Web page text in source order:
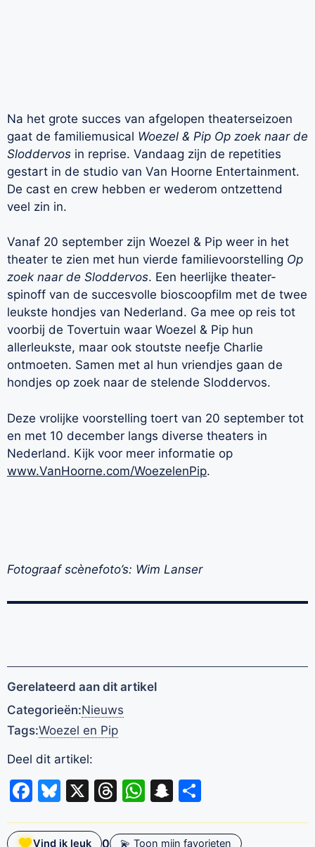
Na het grote succes van afgelopen theaterseizoen
gaat de familiemusical Woezel & Pip Op zoek naar de
Sloddervos in reprise. Vandaag zijn de repetities
gestart in de studio van Van Hoorne Entertainment.
De cast en crew hebben er wederom ontzettend
veel zin in.
Vanaf 20 september zijn Woezel & Pip weer in het
theater te zien met hun vierde familievoorstelling Op
zoek naar de Sloddervos. Een heerlijke theater-
spinoff van de succesvolle bioscoopfilm met de twee
leukste hondjes van Nederland. Ga mee op reis tot
voorbij de Tovertuin waar Woezel & Pip hun
allerleukste, maar ook stoutste neefje Charlie
ontmoeten. Samen met al hun vriendjes gaan de
hondjes op zoek naar de stelende Sloddervos.
Deze vrolijke voorstelling toert van 20 september tot
en met 10 december langs diverse theaters in
Nederland. Kijk voor meer informatie op
www.VanHoorne.com/WoezelenPip.
Fotograaf scènefoto’s: Wim Lanser
Gerelateerd aan dit artikel
Categorieën:Nieuws
Tags:Woezel en Pip
Deel dit artikel:
Facebook
Bluesky
X Threads
WhatsApp
Snapchat
Vind ik leuk 0 💫 Toon mijn favorieten